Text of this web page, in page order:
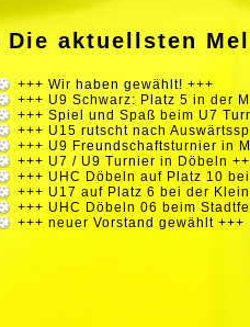
Die aktuellsten
+++ Wir haben gewählt! +++
+++ U9 Schwarz: Platz 5 in der
+++ Spiel und Spaß beim U7
+++ U15 rutscht nach
+++ U9 Freundschaftsturnier in
+++ U7 / U9 Turnier in Döbeln
+++ UHC Döbeln auf Platz 10
+++ U17 auf Platz 6 bei der
+++ UHC Döbeln 06 beim
+++ neuer Vorstand gewählt +++